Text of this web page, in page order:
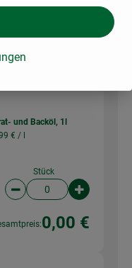
Stück
Artikelanzahl
ca. 0,00 €
und Backöl, 1l
€ /
Stück
Artikelanzahl
0,00 €